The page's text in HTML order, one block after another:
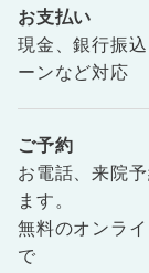
お支払い
現金、銀行振
ーンなど対応
ご予約
お電話、来院
ます。
無料のオンラ
で